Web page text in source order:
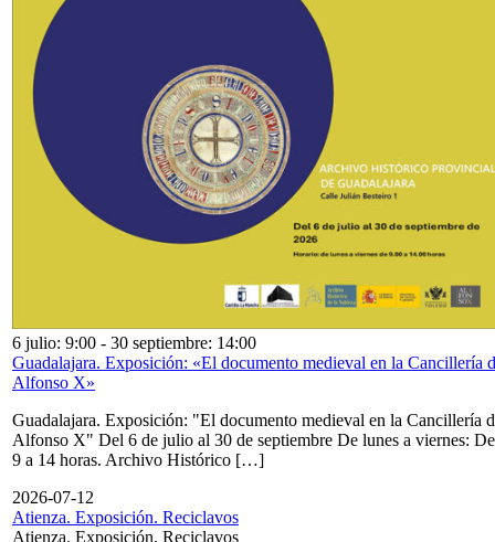
6 julio: 9:00 - 30 septiembre: 14:00
Guadalajara. Exposición: «El documento medieval en la Cancillería
Alfonso X»
Guadalajara. Exposición: "El documento medieval en la Cancillería
Alfonso X" Del 6 de julio al 30 de septiembre De lunes a viernes: De
9 a 14 horas. Archivo Histórico […]
2026-07-12
Atienza. Exposición. Reciclavos
Atienza. Exposición. Reciclavos